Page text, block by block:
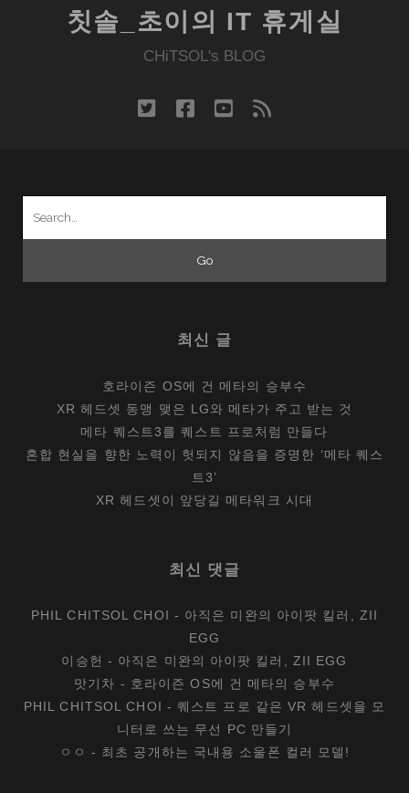
폰
‘웨
바
칫솔_초이의 IT 휴게실
CHiTSOL's BLOG
twitterfacebook
youtube
rss
최신 글
호라이즌 OS에 건 메타의 승부수
XR 헤드셋 동맹 맺은 LG와 메타가 주고 받는 것
메타 퀘스트3를 퀘스트 프로처럼 만들다
혼합 현실을 향한 노력이 헛되지 않음을 증명한 ‘메타 퀘스
트3’
XR 헤드셋이 앞당길 메타워크 시대
최신 댓글
PHIL CHITSOL CHOI - 아직은 미완의 아이팟 킬러, ZII
EGG
이승헌 - 아직은 미완의 아이팟 킬러, ZII EGG
맛기차 - 호라이즌 OS에 건 메타의 승부수
PHIL CHITSOL CHOI -퀘스트 프로 같은 VR 헤드셋을 모
니터로 쓰는 무선 PC 만들기
ㅇㅇ - 최초 공개하는 국내용 소울폰 컬러 모델!